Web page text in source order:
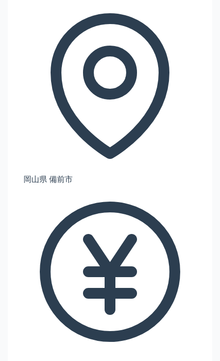
岡山県 備前市